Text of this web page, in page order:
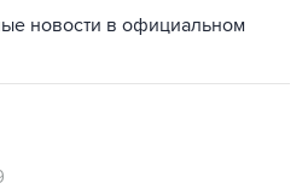
новости в официальном